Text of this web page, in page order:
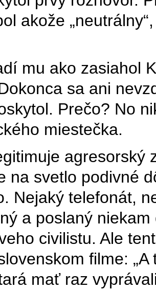
akože
ako zasiahol
sa ani
Prečo? No
miestečka.
agresorský
na svetlo podivné
Nejaký telefonát,
a poslaný
civilistu. Ale
filme:
mať raz